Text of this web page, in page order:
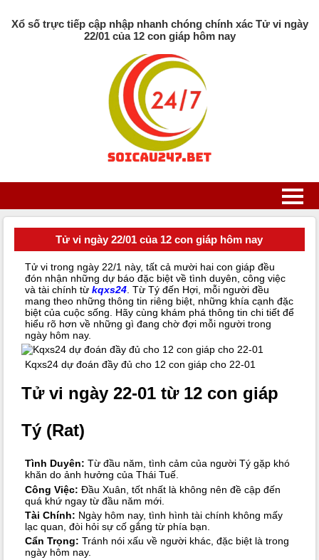
Xổ số trực tiếp cập nhập nhanh chóng chính xác Tử vi ngày
22/01 của 12 con giáp hôm nay
Tử vi ngày 22/01 của 12 con giáp hôm nay
Tử vi trong ngày 22/1 này, tất cả mười hai con giáp đều
đón nhận những dự báo đặc biệt về tình duyên, công việc
và tài chính từ kqxs24. Từ Tý đến Hợi, mỗi người đều
mang theo những thông tin riêng biệt, những khía cạnh đặc
biệt của cuộc sống. Hãy cùng khám phá thông tin chi tiết để
hiểu rõ hơn về những gì đang chờ đợi mỗi người trong
ngày hôm nay.
Kqxs24 dự đoán đầy đủ cho 12 con giáp cho 22-01
Tử vi ngày 22-01 từ 12 con giáp
Tý (Rat)
Tình Duyên: Từ đầu năm, tình cảm của người Tý gặp khó
khăn do ảnh hưởng của Thái Tuế.
Công Việc: Đầu Xuân, tốt nhất là không nên đề cập đến
quá khứ ngay từ đầu năm mới.
Tài Chính: Ngày hôm nay, tình hình tài chính không mấy
lạc quan, đòi hỏi sự cố gắng từ phía bạn.
Cẩn Trọng: Tránh nói xấu về người khác, đặc biệt là trong
ngày hôm nay.